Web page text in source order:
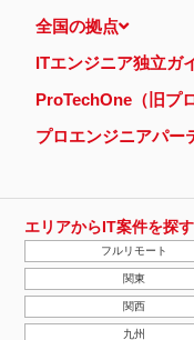
全国の拠点
ITエンジニア独立ガ
ProTechOne（旧プ
プロエンジニアパー
エリアからIT案件を探す
フルリモート
関東
関西
九州